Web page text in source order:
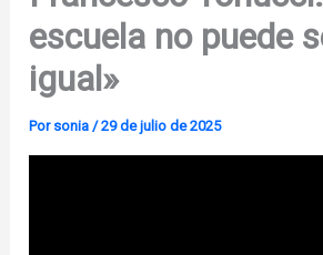
escuela no puede
igual»
Por sonia /29 de julio de 2025